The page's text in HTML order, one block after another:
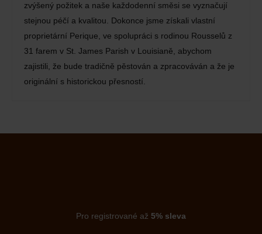
zvýšený požitek a naše každodenní směsi se vyznačují
stejnou péčí a kvalitou. Dokonce jsme získali vlastní
proprietární Perique, ve spolupráci s rodinou Rousselů z
31 farem v St. James Parish v Louisianě, abychom
zajistili, že bude tradičně pěstován a zpracováván a že je
originální s historickou přesností.
Pro registrované až 5% sleva